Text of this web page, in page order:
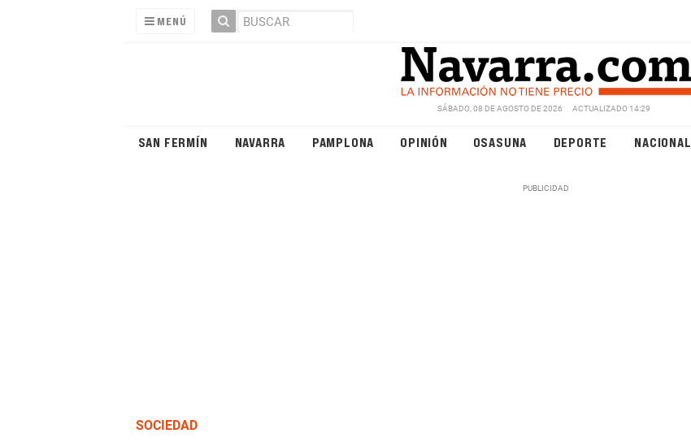
MENÚ
SÁBADO, 08 DE AGOSTO DE 2026 ACTUALIZADO 14:29
SAN FERMÍN NAVARRA PAMPLONA OPINIÓN OSASUNA DEPORTE NACIONAL
SOCIEDAD